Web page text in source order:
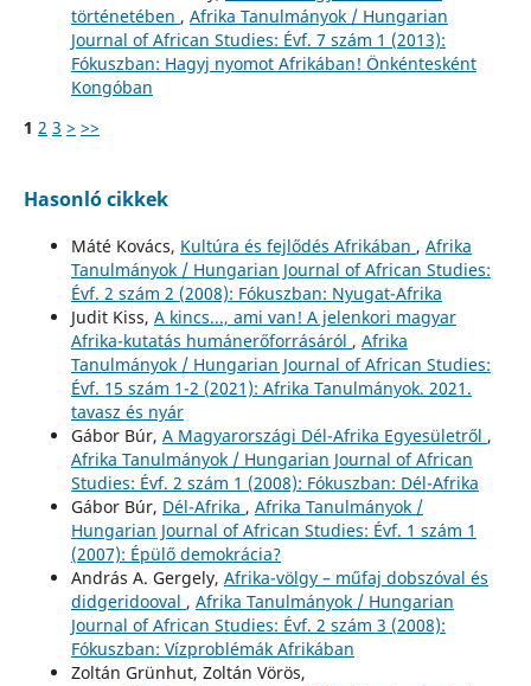
történetében , Afrika Tanulmányok / Hungarian
Journal of African Studies: Évf. 7 szám 1 (2013):
Fókuszban: Hagyj nyomot Afrikában! Önkéntesként
Kongóban
1 2 3 > >>
Hasonló cikkek
Máté Kovács, Kultúra és fejlődés Afrikában , Afrika
Tanulmányok / Hungarian Journal of African Studies:
Évf. 2 szám 2 (2008): Fókuszban: Nyugat-Afrika
Judit Kiss, A kincs..., ami van! A jelenkori magyar
Afrika-kutatás humánerőforrásáról , Afrika
Tanulmányok / Hungarian Journal of African Studies:
Évf. 15 szám 1-2 (2021): Afrika Tanulmányok. 2021.
tavasz és nyár
Gábor Búr, A Magyarországi Dél-Afrika Egyesületről ,
Afrika Tanulmányok / Hungarian Journal of African
Studies: Évf. 2 szám 1 (2008): Fókuszban: Dél-Afrika
Gábor Búr, Dél-Afrika , Afrika Tanulmányok /
Hungarian Journal of African Studies: Évf. 1 szám 1
(2007): Épülő demokrácia?
András A. Gergely, Afrika-völgy – műfaj dobszóval és
didgeridooval , Afrika Tanulmányok / Hungarian
Journal of African Studies: Évf. 2 szám 3 (2008):
Fókuszban: Vízproblémák Afrikában
Zoltán Grünhut, Zoltán Vörös,